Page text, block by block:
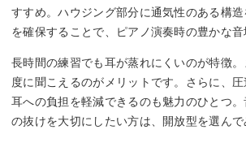
すすめ。ハウジング部分に通気性のある構
を確保することで、ピアノ演奏時の豊かな音
長時間の練習でも耳が蒸れにくいのが特徴
度に聞こえるのがメリットです。さらに、
耳への負担を軽減できるのも魅力のひとつ
の抜けを大切にしたい方は、開放型を選んで